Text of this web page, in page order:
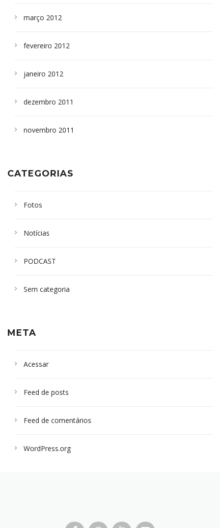
março 2012
fevereiro 2012
janeiro 2012
dezembro 2011
novembro 2011
CATEGORIAS
Fotos
Notícias
PODCAST
Sem categoria
META
Acessar
Feed de posts
Feed de comentários
WordPress.org